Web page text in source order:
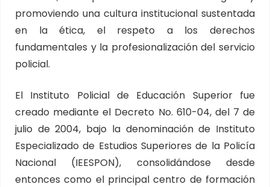
promoviendo una cultura institucional sustentada
en la ética, el respeto a los derechos
fundamentales y la profesionalización del servicio
policial.
El Instituto Policial de Educación Superior fue
creado mediante el Decreto No. 610-04, del 7 de
julio de 2004, bajo la denominación de Instituto
Especializado de Estudios Superiores de la Policía
Nacional (IEESPON), consolidándose desde
entonces como el principal centro de formación